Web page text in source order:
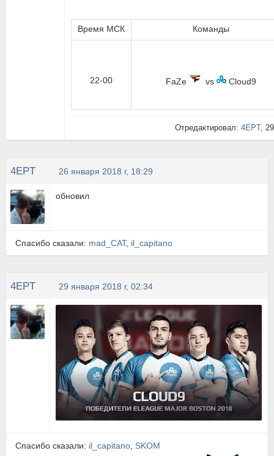
Время МСК Команды
22-00 FaZe vs Cloud9
Отредактировал: 4EPT,
4EPT 26 января 2018 г, 18:29
обновил
Спасибо сказали: mad_CAT, il_capitano
4EPT 29 января 2018 г, 02:34
Спасибо сказали: il_capitano SKOM